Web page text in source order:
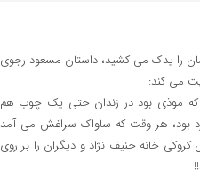
سیاسی سازمان را یدک می کشید، داستان مسعود رجوی
می کند:
موذی بود در زندان حتی یک چوب هم
بود، هر وقت که ساواک سراغش می آمد
خانه حنیف نژاد و دیگران را بر روی